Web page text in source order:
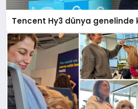
Tencent Hy3 dünya genelinde